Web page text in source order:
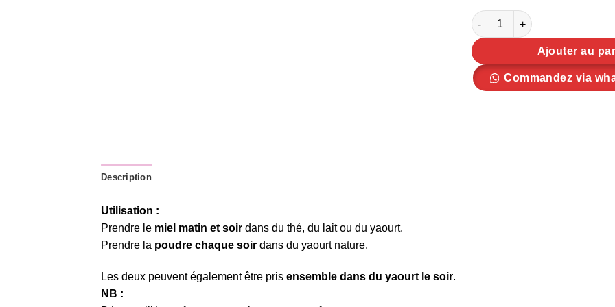
quantité de Femme sensuelle
Ajouter au
Commandez via
Description
Utilisation :
Prendre le miel matin et soir dans du thé, du lait ou du yaourt.
Prendre la poudre chaque soir dans du yaourt nature.
Les deux peuvent également être pris ensemble dans du yaourt le soir.
NB :